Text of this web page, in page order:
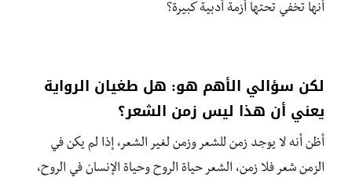
أنها تخفي تحتها أزمة أدبية كبيرة؟
لكن سؤالي الأهم هو: هل طغيان الرواية
يعني أن هذا ليس زمن الشعر؟
أظن أنه لا يوجد زمن للشعر وزمن لغير الشعر، إذا لم يكن في
الزمن شعر فلا زمن، الشعر حياة الروح وحياة الإنسان في الروح،